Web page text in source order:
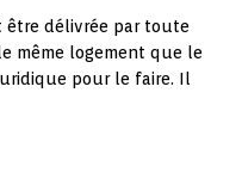
être délivrée par toute
même logement que le
pour le faire. Il